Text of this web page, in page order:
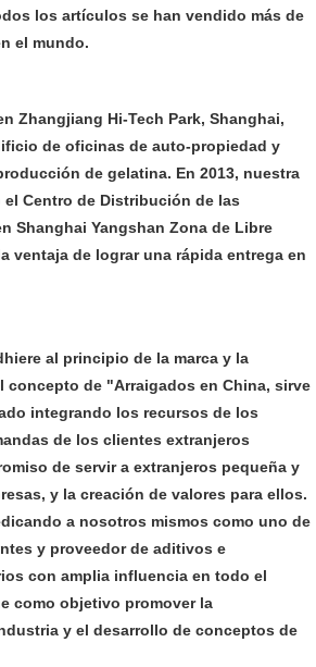
los artículos se han vendido más de
el mundo.
Zhangjiang Hi-Tech Park, Shanghai,
de oficinas de auto-propiedad y
de gelatina. En 2013, nuestra
el Centro de Distribución de las
Shanghai Yangshan Zona de Libre
ventaja de lograr una rápida entrega en
al principio de la marca y la
concepto de "Arraigados en China, sirve
integrando los recursos de los
de los clientes extranjeros
de servir a extranjeros pequeña y
y la creación de valores para ellos.
a nosotros mismos como uno de
y proveedor de aditivos e
con amplia influencia en todo el
como objetivo promover la
y el desarrollo de conceptos de